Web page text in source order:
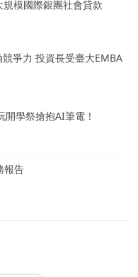
模國際銀團社會貸款
爭力 投資長受臺大EMBA
開學祭搶抱AI筆電！
報告